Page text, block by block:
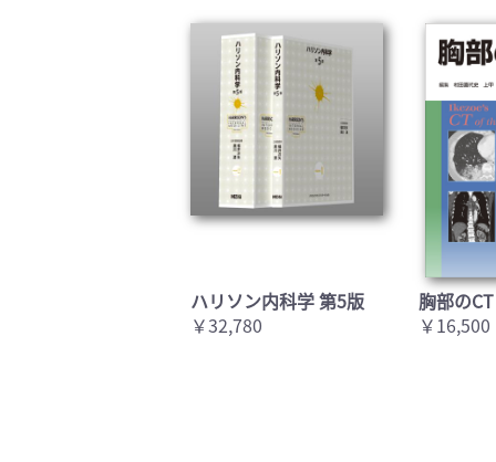
ハリソン内科学 第5版
￥32,780
胸部の
￥16,500